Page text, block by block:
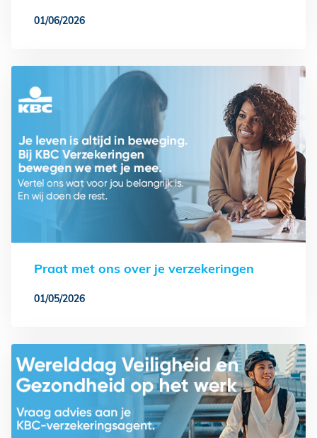
01/06/2026
Praat met ons over je verzekeringen
01/05/2026